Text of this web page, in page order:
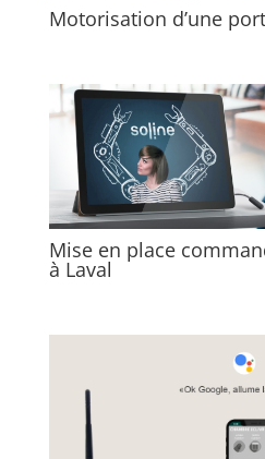
Motorisation d’une
Mise en place
à Laval